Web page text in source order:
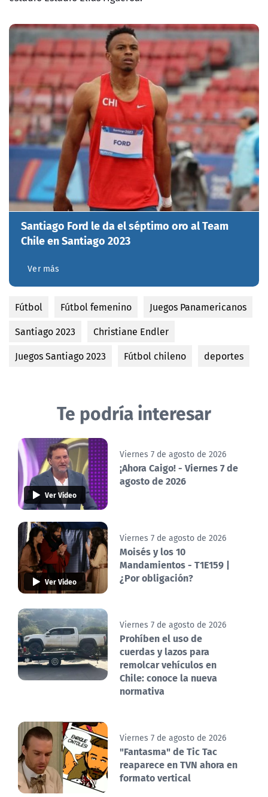
Santiago Ford le da el séptimo oro al Team
Chile en Santiago 2023
Ver más
Fútbol Fútbol femenino
Juegos Panamericanos
Santiago 2023
Christiane Endler
Juegos Santiago 2023
Fútbol chileno deportes
Te podría interesar
Ver Video
Viernes 7 de agosto de 2026
¡Ahora Caigo! - Viernes 7 de
agosto de 2026
Ver Video
Viernes 7 de agosto de 2026
Moisés y los 10
Mandamientos - T1E159 |
¿Por obligación?
Viernes 7 de agosto de 2026
Prohíben el uso de
cuerdas y lazos para
remolcar vehículos en
Chile: conoce la nueva
normativa
Viernes 7 de agosto de 2026
"Fantasma" de Tic Tac
reaparece en TVN ahora en
formato vertical